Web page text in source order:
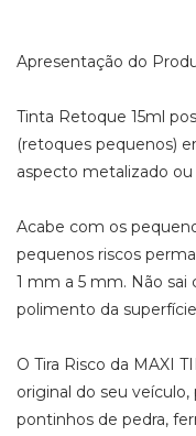
Apresentação do
Tinta Retoque 15ml
(retoques pequenos)
aspecto metalizado ou
Acabe com os
pequenos riscos
1 mm a 5 mm. Não
polimento da
O Tira Risco da MAXI
original do seu
pontinhos de pedra,